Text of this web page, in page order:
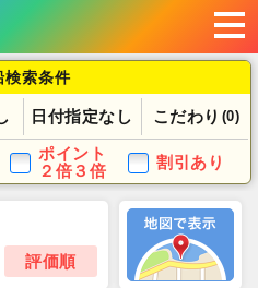
検索条件
日付指定なし こだわり (0)
ポイント
２倍３倍
割引あり
評価順